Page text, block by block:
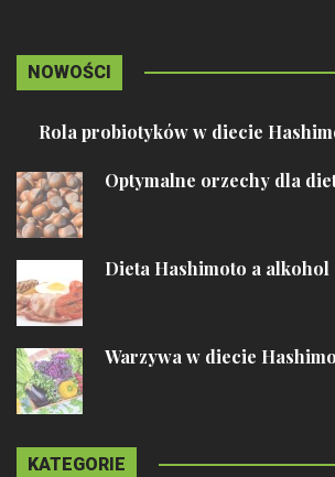
NOWOŚCI
Rola probiotyków w diecie
Optymalne orzechy dla
Dieta Hashimoto a alkohol
Warzywa w diecie
KATEGORIE